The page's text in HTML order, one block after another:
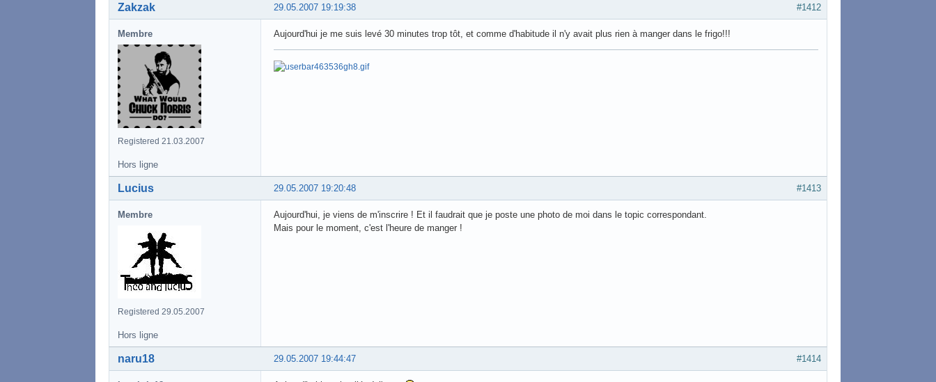
#1412
29.05.2007 19:19:38
Zakzak
Membre
Registered 21.03.2007
Aujourd'hui je me suis levé 30 minutes trop tôt, et comme d'habitude il n'y avait plus rien à manger dans le frigo!!!
Hors ligne
#1413
29.05.2007 19:20:48
Lucius
Membre
Registered 29.05.2007
Aujourd'hui, je viens de m'inscrire ! Et il faudrait que je poste une photo de moi dans le topic correspondant.
Mais pour le moment, c'est l'heure de manger !
Hors ligne
#1414
29.05.2007 19:44:47
naru18